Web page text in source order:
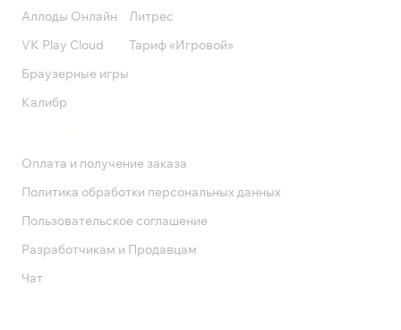
Аллоды Онлайн
VK Play Cloud
Браузерные игры
Калибр
Литрес
Тариф «Игровой»
Оплата и получение заказа
Политика обработки персональных данных
Пользовательское соглашение
Разработчикам и Продавцам
Чат